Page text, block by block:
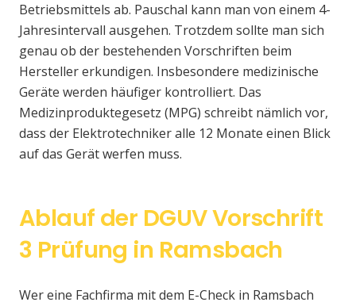
Betriebsmittels ab. Pauschal kann man von einem 4-
Jahresintervall ausgehen. Trotzdem sollte man sich
genau ob der bestehenden Vorschriften beim
Hersteller erkundigen. Insbesondere medizinische
Geräte werden häufiger kontrolliert. Das
Medizinproduktegesetz (MPG) schreibt nämlich vor,
dass der Elektrotechniker alle 12 Monate einen Blick
auf das Gerät werfen muss.
Ablauf der DGUV Vorschrift
3 Prüfung in Ramsbach
Wer eine Fachfirma mit dem E-Check in Ramsbach